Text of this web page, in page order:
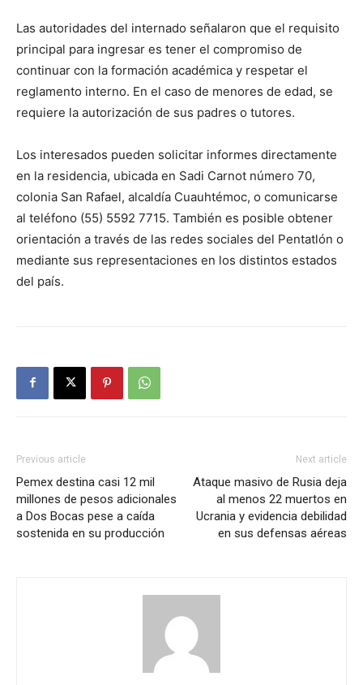
Las autoridades del internado señalaron que el requisito
principal para ingresar es tener el compromiso de
continuar con la formación académica y respetar el
reglamento interno. En el caso de menores de edad, se
requiere la autorización de sus padres o tutores.
Los interesados pueden solicitar informes directamente
en la residencia, ubicada en Sadi Carnot número 70,
colonia San Rafael, alcaldía Cuauhtémoc, o comunicarse
al teléfono (55) 5592 7715. También es posible obtener
orientación a través de las redes sociales del Pentatlón o
mediante sus representaciones en los distintos estados
del país.
Previous article
Pemex destina casi 12 mil
millones de pesos adicionales
a Dos Bocas pese a caída
sostenida en su producción
Next article
Ataque masivo de Rusia deja
al menos 22 muertos en
Ucrania y evidencia debilidad
en sus defensas aéreas